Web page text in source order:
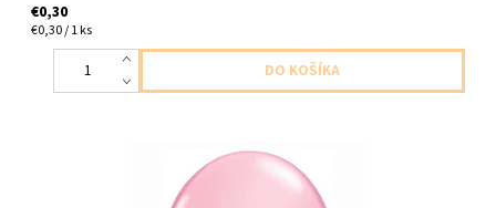
€0,30
€0,30 / 1 ks
latexovy balon ,,16,, ruzova matna 1ks v balení velkost 40cm
dodavame nenafukany